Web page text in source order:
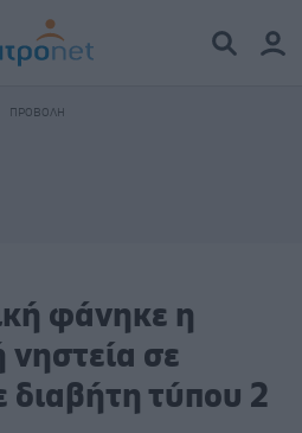
φάνηκε η
νηστεία σε
τύπου 2